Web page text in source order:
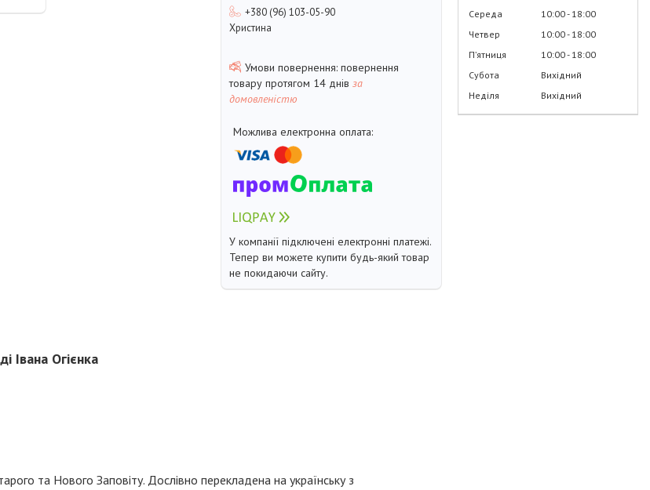
+380 (96) 103-05-90
Христина
повернення
товару протягом 14 днів за
домовленістю
У компанії підключені електронні платежі.
Тепер ви можете купити будь-який товар
не покидаючи сайту.
Івана Огієнка
та Нового Заповіту. Дослівно перекладена на українську з
Середа
10:00 18:00
Четвер
10:00 18:00
Пʼятниця
10:00 18:00
Субота
Вихідний
Неділя
Вихідний